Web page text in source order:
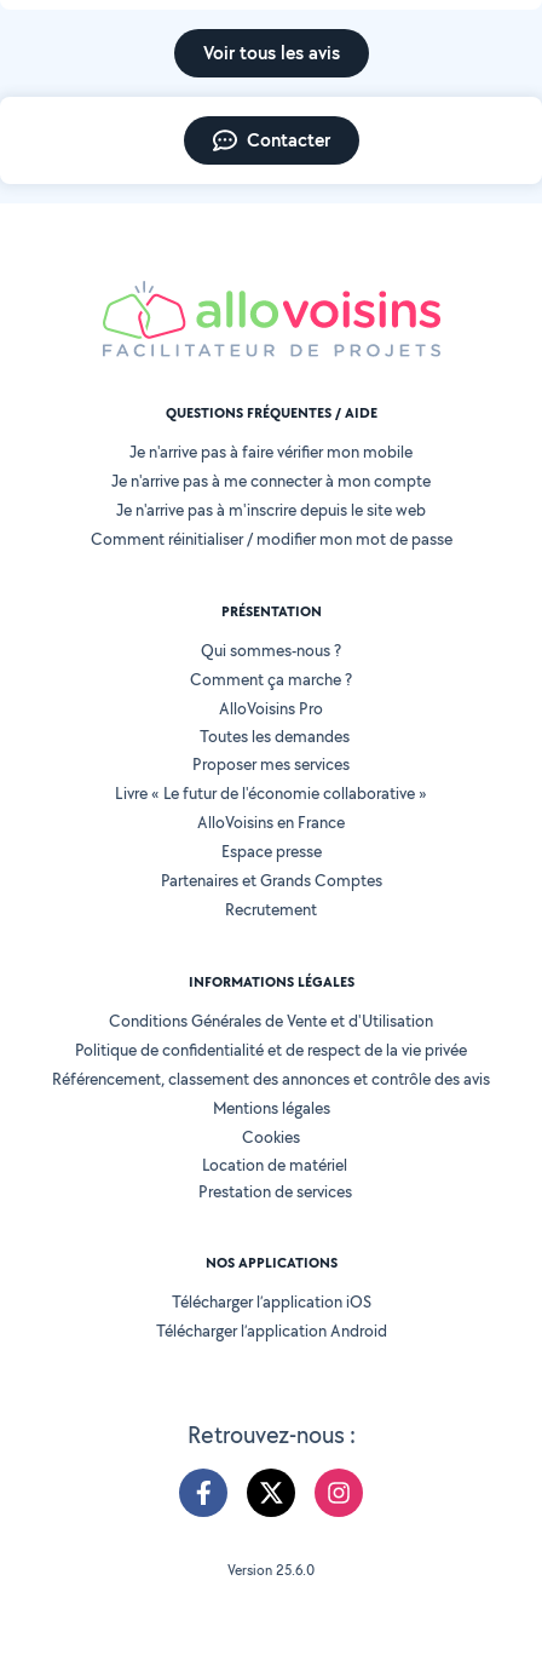
Voir tous les avis
Contacter
Retrouvez-nous :
QUESTIONS FRÉQUENTES / AIDE
Je n'arrive pas à faire vérifier mon mobile
Je n'arrive pas à me connecter à mon compte
Je n'arrive pas à m'inscrire depuis le site web
Comment réinitialiser / modifier mon mot de passe
PRÉSENTATION
Qui sommes-nous ?
Comment ça marche ?
AlloVoisins Pro
Toutes les demandes
Proposer mes services
Livre « Le futur de l'économie collaborative »
AlloVoisins en France
Espace presse
Partenaires et Grands Comptes
Recrutement
INFORMATIONS LÉGALES
Conditions Générales de Vente et d'Utilisation
Politique de confidentialité et de respect de la vie privée
Référencement, classement des annonces et contrôle des avis
Mentions légales
Cookies
Location de matériel
Prestation de services
NOS APPLICATIONS
Télécharger l’application iOS
Télécharger l’application Android
Version 25.6.0